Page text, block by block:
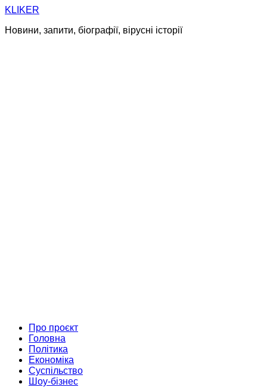
Skip
content
KLIKER
Новини, запити, біографії, вірусні історії
Про проєкт
Головна
Політика
Економіка
Суспільство
Шоу-бізнес